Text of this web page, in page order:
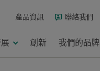
產品資訊 聯絡我們
創新 我們的品牌